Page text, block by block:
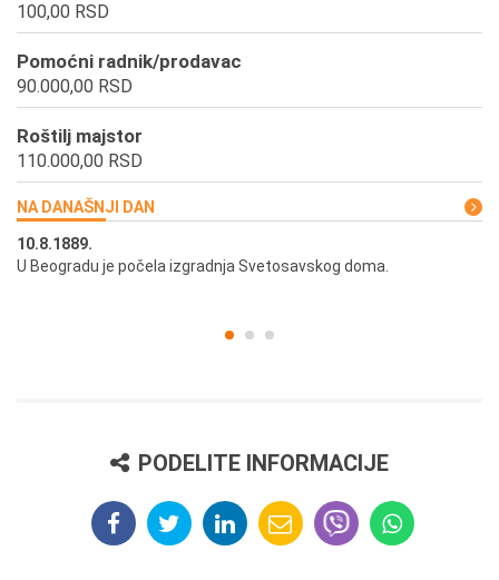
100,00 RSD
Pomoćni radnik/prodavac
90.000,00 RSD
Roštilj majstor
110.000,00 RSD
NA DANAŠNJI DAN
10.8.1889.
U Beogradu je počela izgradnja Svetosavskog doma.
PODELITE INFORMACIJE